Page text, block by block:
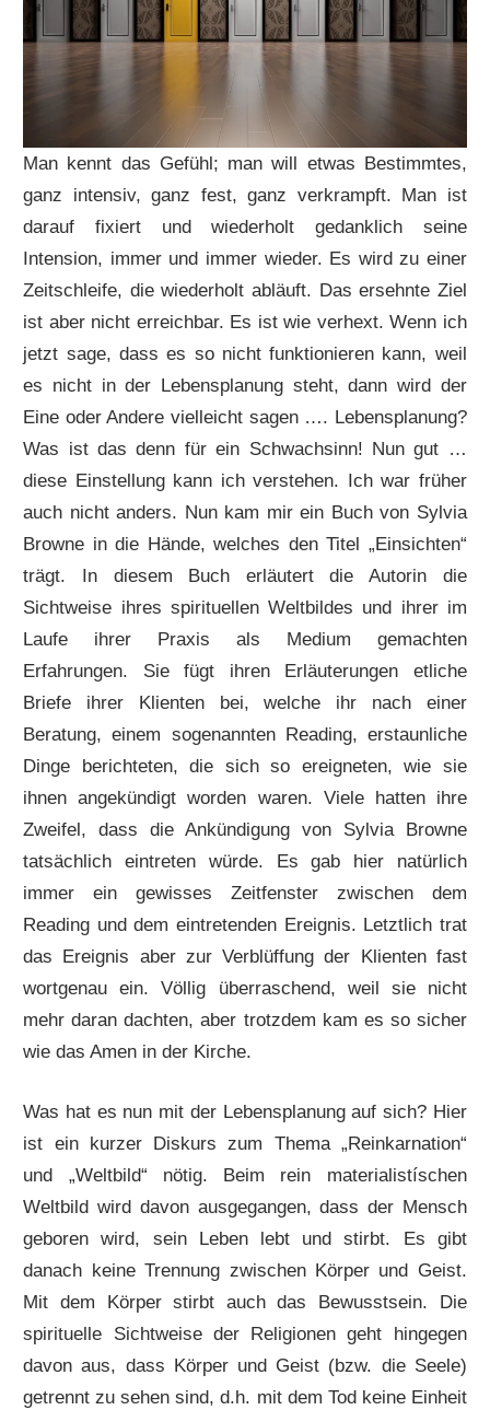
Man kennt das Gefühl; man will etwas Bestimmtes,
ganz intensiv, ganz fest, ganz verkrampft. Man ist
darauf fixiert und wiederholt gedanklich seine
Intension, immer und immer wieder. Es wird zu einer
Zeitschleife, die wiederholt abläuft. Das ersehnte Ziel
ist aber nicht erreichbar. Es ist wie verhext. Wenn ich
jetzt sage, dass es so nicht funktionieren kann, weil
es nicht in der Lebensplanung steht, dann wird der
Eine oder Andere vielleicht sagen …. Lebensplanung?
Was ist das denn für ein Schwachsinn! Nun gut …
diese Einstellung kann ich verstehen. Ich war früher
auch nicht anders. Nun kam mir ein Buch von Sylvia
Browne in die Hände, welches den Titel „Einsichten“
trägt. In diesem Buch erläutert die Autorin die
Sichtweise ihres spirituellen Weltbildes und ihrer im
Laufe ihrer Praxis als Medium gemachten
Erfahrungen. Sie fügt ihren Erläuterungen etliche
Briefe ihrer Klienten bei, welche ihr nach einer
Beratung, einem sogenannten Reading, erstaunliche
Dinge berichteten, die sich so ereigneten, wie sie
ihnen angekündigt worden waren. Viele hatten ihre
Zweifel, dass die Ankündigung von Sylvia Browne
tatsächlich eintreten würde. Es gab hier natürlich
immer ein gewisses Zeitfenster zwischen dem
Reading und dem eintretenden Ereignis. Letztlich trat
das Ereignis aber zur Verblüffung der Klienten fast
wortgenau ein. Völlig überraschend, weil sie nicht
mehr daran dachten, aber trotzdem kam es so sicher
wie das Amen in der Kirche.
Was hat es nun mit der Lebensplanung auf sich? Hier
ist ein kurzer Diskurs zum Thema „Reinkarnation“
und „Weltbild“ nötig. Beim rein materialistíschen
Weltbild wird davon ausgegangen, dass der Mensch
geboren wird, sein Leben lebt und stirbt. Es gibt
danach keine Trennung zwischen Körper und Geist.
Mit dem Körper stirbt auch das Bewusstsein. Die
spirituelle Sichtweise der Religionen geht hingegen
davon aus, dass Körper und Geist (bzw. die Seele)
getrennt zu sehen sind, d.h. mit dem Tod keine Einheit